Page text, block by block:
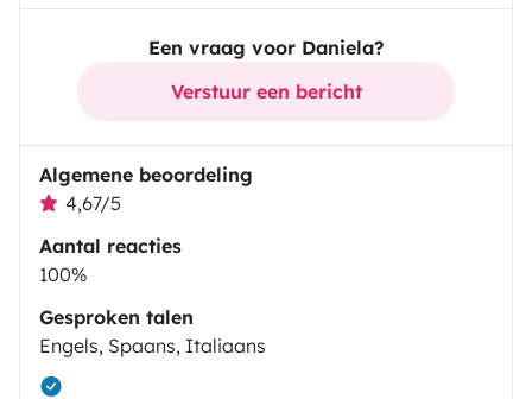
Een vraag voor Daniela?
Verstuur een bericht
Algemene beoordeling
4,67/5
Aantal reacties
100%
Gesproken talen
Engels, Spaans, Italiaans